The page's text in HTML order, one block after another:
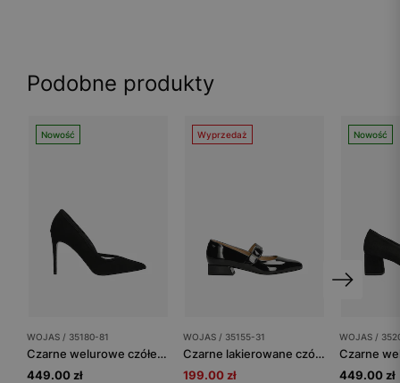
Podobne produkty
Nowość
WOJAS / 35180-81
Czarne welurowe czółenka na wysokim obcasie
449.00 zł
Wyprzedaż
WOJAS / 35155-31
Czarne lakierowane czółenka Mary Jane z grubym paskiem
199.00 zł
Nowość
WOJAS /
449.00 zł